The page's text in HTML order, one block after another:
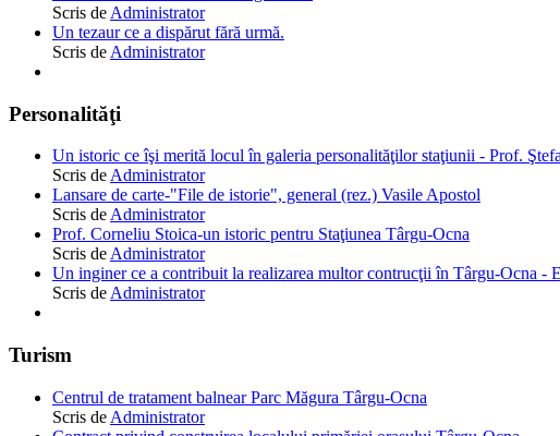
Scris de Administrator
Un tezaur ce a dispărut fără urmă.
Scris de Administrator
Personalităţi
Un istoric ce îşi merită locul în galeria personalităţilor staţiunii - Prof.
Scris de Administrator
Lansare de carte-"File de istorie", general (rez.) Vasile Apostol
Scris de Administrator
Prof. Corneliu Stoica-un istoric pentru Staţiunea Târgu-Ocna
Scris de Administrator
Un inginer ce a contribuit la realizarea multor contrucţii în Târgu-Ocna -
Scris de Administrator
Turism
Centrul de tratament balnear Parc Măgura Târgu-Ocna
Scris de Administrator